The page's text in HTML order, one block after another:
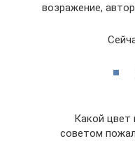
возражение,
Какой цвет
советом